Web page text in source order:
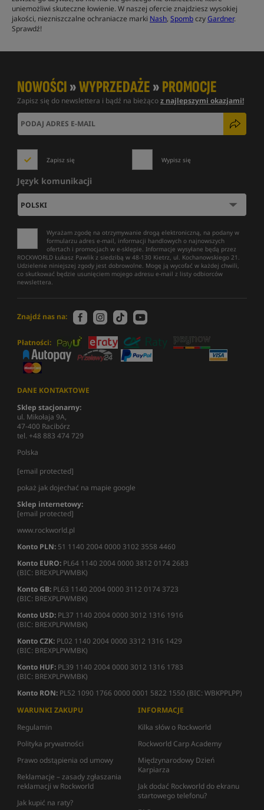
uniemożliwi skuteczne łowienie. W naszej ofercie znajdziesz wysokiej
jakości, niezniszczalne ochraniacze marki Nash, SpombczyGardner.
Sprawdź!
NOWOŚCI»WYPRZEDAŻE»PROMOCJE
Zapisz się do newslettera i bądź na bieżącoz najlepszymi okazjami!
Zapisz się Wypisz się
Język komunikacji
Wyrażam zgodę na otrzymywanie drogą elektroniczną, na podany w
formularzu adres e-mail, informacji handlowych o najnowszych
ofertach i promocjach w e-sklepie. Informacje wysyłane będą przez
ROCKWORLD Łukasz Pawlik z siedzibą w 48-130 Kietrz, ul. Kochanowskiego 21.
Udzielenie niniejszej zgody jest dobrowolne. Mogę ją wycofać w każdej chwili,
co skutkować będzie usunięciem mojego adresu e-mail z listy odbiorców
newslettera.
Znajdź nas na:
Płatności:
DANE KONTAKTOWE
Sklep stacjonarny:
ul. Mikołaja 9A,
47-400 Racibórz
tel. +48 883 474 729
Polska
[email protected]
pokaż jak dojechać na mapie google
Sklep internetowy:
[email protected]
www.rockworld.pl
Konto PLN: 51 1140 2004 0000 3102 3558 4460
Konto EURO: PL64 1140 2004 0000 3812 0174 2683
(BIC: BREXPLPWMBK)
Konto GB: PL63 1140 2004 0000 3112 0174 3723
(BIC: BREXPLPWMBK)
Konto USD: PL37 1140 2004 0000 3012 1316 1916
(BIC: BREXPLPWMBK)
Konto CZK: PL02 1140 2004 0000 3312 1316 1429
(BIC: BREXPLPWMBK)
Konto HUF: PL39 1140 2004 0000 3012 1316 1783
(BIC: BREXPLPWMBK)
Konto RON: PL52 1090 1766 0000 0001 5822 1550 (BIC: WBKPPLPP)
WARUNKI ZAKUPU
Regulamin
Polityka prywatności
Prawo odstąpienia od umowy
Reklamacje – zasady zgłaszania
reklamacji w Rockworld
Jak kupić na raty?
INFORMACJE
Kilka słów o Rockworld
Rockworld Carp Academy
Międzynarodowy Dzień
Karpiarza
Jak dodać Rockworld do ekranu
startowego telefonu?